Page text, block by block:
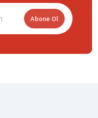
Abone Ol